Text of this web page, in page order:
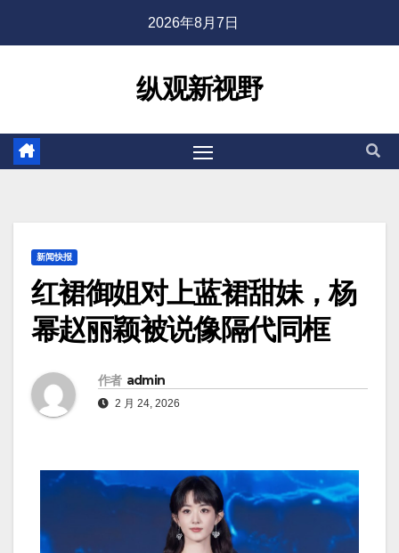
2026年8月7日
纵观新视野
新闻快报
红裙御姐对上蓝裙甜妹，杨
幂赵丽颖被说像隔代同框
作者 admin
2 月 24, 2026